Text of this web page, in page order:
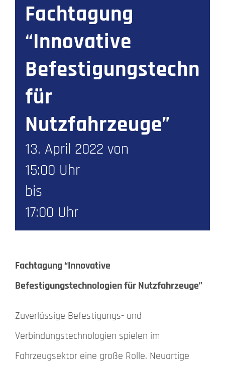
Fachtagung
“Innovative
für
Nutzfahrzeuge”
13. April 2022 von
15:00 Uhr
bis
17:00 Uhr
Fachtagung “Innovative
Befestigungstechnologien für Nutzfahrzeuge”
Zuverlässige Befestigungs- und
Verbindungstechnologien spielen im
Fahrzeugsektor eine große Rolle. Neuartige